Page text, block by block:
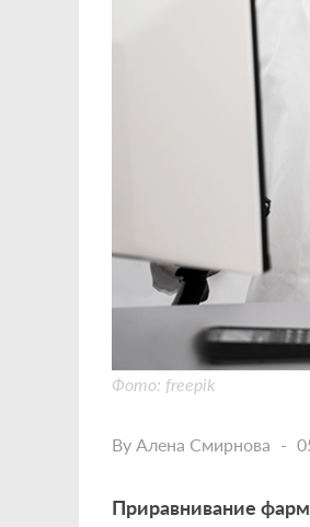
Фото: freepik
By Алена Смирнова
Приравнивание